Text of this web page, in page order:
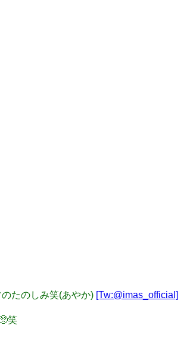
たのしみ笑(あやか) [Tw:@imas_official]
笑